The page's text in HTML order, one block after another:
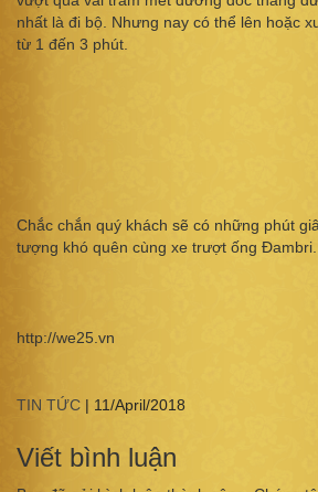
nhất là đi bộ. Nhưng nay có thể lên hoặc
từ 1 đến 3 phút.
Chắc chắn quý khách sẽ có những phút
tượng khó quên cùng xe trượt ống Đambri.
http://we25.vn
TIN TỨC | 11/April/2018
Viết bình luận